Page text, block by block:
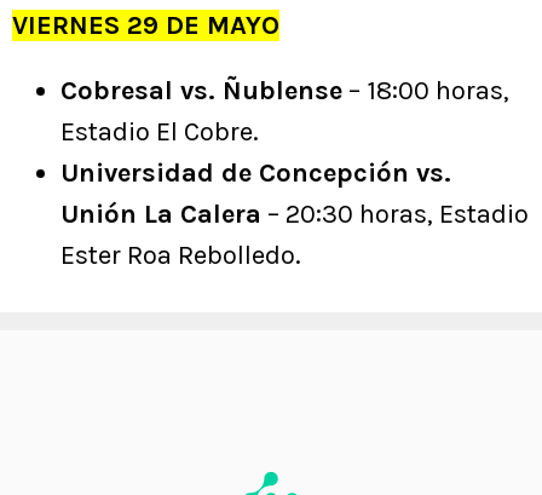
VIERNES 29 DE MAYO
Cobresal vs. Ñublense – 18:00 horas,
Estadio El Cobre.
Universidad de Concepción vs.
Unión La Calera – 20:30 horas, Estadio
Ester Roa Rebolledo.